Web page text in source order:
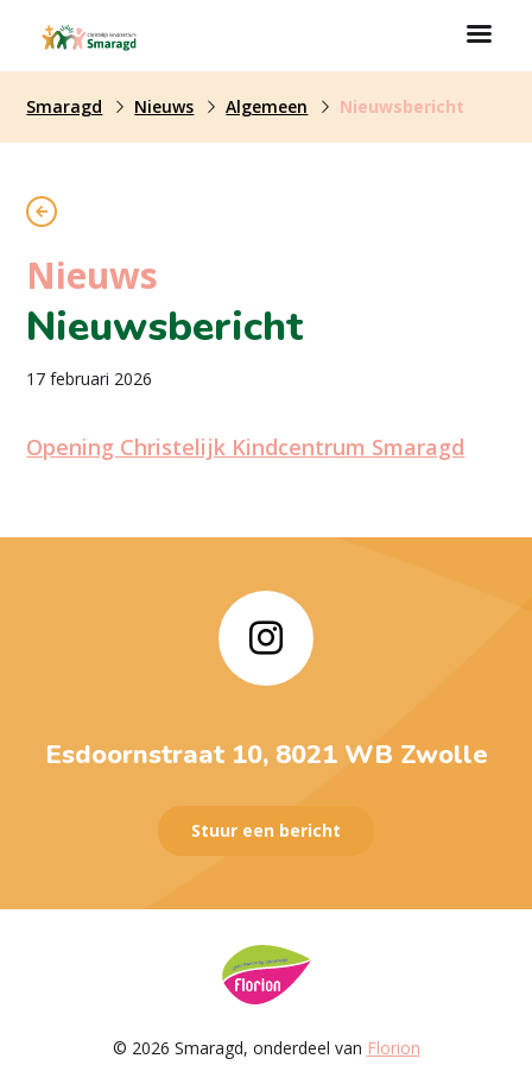
Smaragd Nieuws Algemeen Nieuwsbericht
Nieuws
Nieuwsbericht
17 februari 2026
Opening Christelijk Kindcentrum Smaragd
Esdoornstraat 10, 8021 WB Zwolle
Stuur een bericht
© 2026 Smaragd, onderdeel van Florion